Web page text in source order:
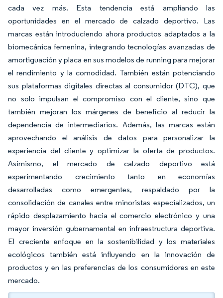
cada vez más. Esta tendencia está ampliando las
oportunidades en el mercado de calzado deportivo. Las
marcas están introduciendo ahora productos adaptados a la
biomecánica femenina, integrando tecnologías avanzadas de
amortiguación y placa en sus modelos de running para mejorar
el rendimiento y la comodidad. También están potenciando
sus plataformas digitales directas al consumidor (DTC), que
no solo impulsan el compromiso con el cliente, sino que
también mejoran los márgenes de beneficio al reducir la
dependencia de intermediarios. Además, las marcas están
aprovechando el análisis de datos para personalizar la
experiencia del cliente y optimizar la oferta de productos.
Asimismo, el mercado de calzado deportivo está
experimentando crecimiento tanto en economías
desarrolladas como emergentes, respaldado por la
consolidación de canales entre minoristas especializados, un
rápido desplazamiento hacia el comercio electrónico y una
mayor inversión gubernamental en infraestructura deportiva.
El creciente enfoque en la sostenibilidad y los materiales
ecológicos también está influyendo en la innovación de
productos y en las preferencias de los consumidores en este
mercado.